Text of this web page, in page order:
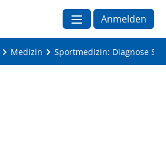
Anmelden
Medizin Sportmedizin: Diagnose